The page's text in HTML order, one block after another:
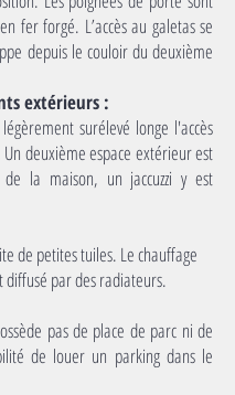
fer forgé. L’accès au galetas se
depuis le couloir du deuxième
extérieurs :
surélevé longe l'accès
deuxième espace extérieur est
la maison, un jaccuzzi y est
de petites tuiles. Le chauffage
diffusé par des radiateurs.
pas de place de parc ni de
de louer un parking dans le